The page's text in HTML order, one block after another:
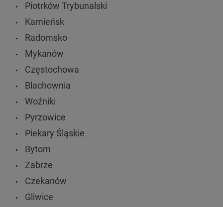
Piotrków Trybunalski
Kamieńsk
Radomsko
Mykanów
Częstochowa
Blachownia
Woźniki
Pyrzowice
Piekary Śląskie
Bytom
Zabrze
Czekanów
Gliwice